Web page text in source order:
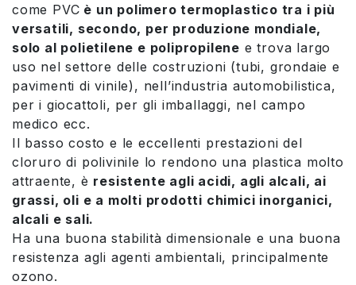
come PVC è un polimero termoplastico tra i più
versatili, secondo, per produzione mondiale,
solo al polietilene e polipropilene e trova largo
uso nel settore delle costruzioni (tubi, grondaie e
pavimenti di vinile), nell’industria automobilistica,
per i giocattoli, per gli imballaggi, nel campo
medico ecc.
Il basso costo e le eccellenti prestazioni del
cloruro di polivinile lo rendono una plastica molto
attraente, è resistente agli acidi, agli alcali, ai
grassi, oli e a molti prodotti chimici inorganici,
alcali e sali.
Ha una buona stabilità dimensionale e una buona
resistenza agli agenti ambientali, principalmente
ozono.